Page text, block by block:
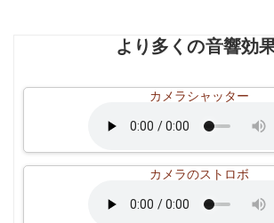
より多くの音響効
カメラシャッター
カメラのストロボ